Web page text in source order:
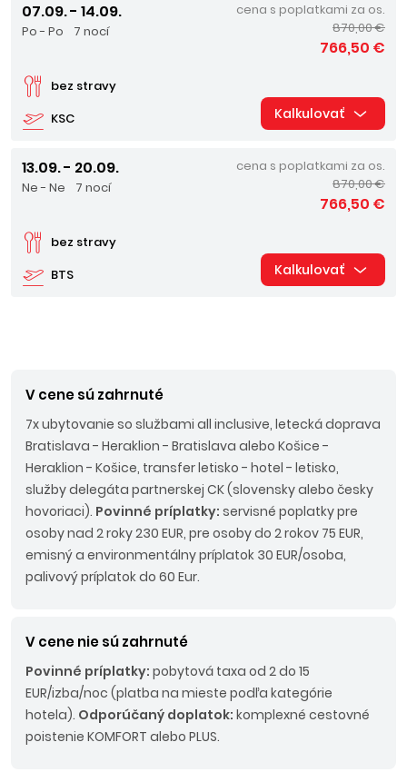
07.09. - 14.09.
Po - Po 7 nocí
KSC
bez stravy
cena s poplatkami za os.
870,00 €
766,50 €
Kalkulovať
13.09. - 20.09.
Ne - Ne 7 nocí
BTS
bez stravy
cena s poplatkami za os.
870,00 €
766,50 €
Kalkulovať
V cene sú zahrnuté
7x ubytovanie so službami all inclusive, letecká doprava
Bratislava - Heraklion - Bratislava alebo Košice -
Heraklion - Košice, transfer letisko - hotel - letisko,
služby delegáta partnerskej CK (slovensky alebo česky
hovoriaci). Povinné príplatky: servisné poplatky pre
osoby nad 2 roky 230 EUR, pre osoby do 2 rokov 75 EUR,
emisný a environmentálny príplatok 30 EUR/osoba,
palivový príplatok do 60 Eur.
V cene nie sú zahrnuté
Povinné príplatky: pobytová taxa od 2 do 15
EUR/izba/noc (platba na mieste podľa kategórie
hotela). Odporúčaný doplatok: komplexné cestovné
poistenie KOMFORT alebo PLUS.